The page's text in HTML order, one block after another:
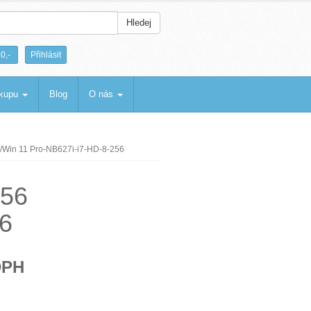
Hledej
0,- Přihlásit
Blog O nás
11 Pro-NB627i-i7-HD-8-256